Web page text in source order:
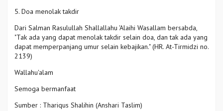
5. Doa menolak takdir
Dari Salman Rasulullah Shallallahu 'Alaihi Wasallam bersabda,
"Tak ada yang dapat menolak takdir selain doa, dan tak ada yang
dapat memperpanjang umur selain kebajikan." (HR. At-Tirmidzi no.
2139)
Wallahu'alam
Semoga bermanfaat
Sumber : Thariqus Shalihin (Anshari Taslim)